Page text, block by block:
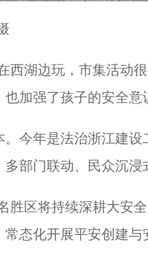
湖边玩，市集活动很
加强了孩子的安全
年是法治浙江建设
部门联动、民众沉
区将持续深耕大安全
态化开展平安创建